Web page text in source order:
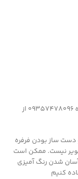
برای اطلاعات بیشتر از طریق دایرکت و یا به شماره 09357478096 از
دست ساز بودن فرفره
نیست. ممکن است
شدن رنگ آمیزی
کنیم